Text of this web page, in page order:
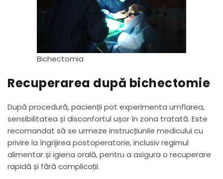
Bichectomia
Recuperarea după bichectomie
După procedură, pacienții pot experimenta umflarea,
sensibilitatea și disconfortul ușor în zona tratată. Este
recomandat să se urmeze instrucțiunile medicului cu
privire la îngrijirea postoperatorie, inclusiv regimul
alimentar și igiena orală, pentru a asigura o recuperare
rapidă și fără complicații.